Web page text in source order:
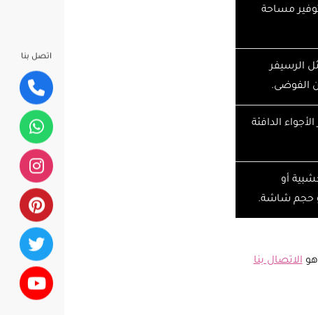
مساحة
الرسيفر
الفوضى.
الدافئة
أو
حجم شاشة.
هوالاتصال بنا
اتصل بنا